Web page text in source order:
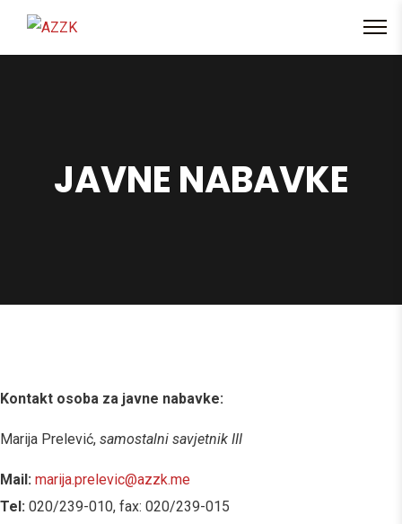
content
JAVNE NABAVKE
Kontakt osoba za javne nabavke:
Marija Prelević, samostalni savjetnik III
Mail: marija.prelevic@azzk.me
Tel: 020/239-010, fax: 020/239-015